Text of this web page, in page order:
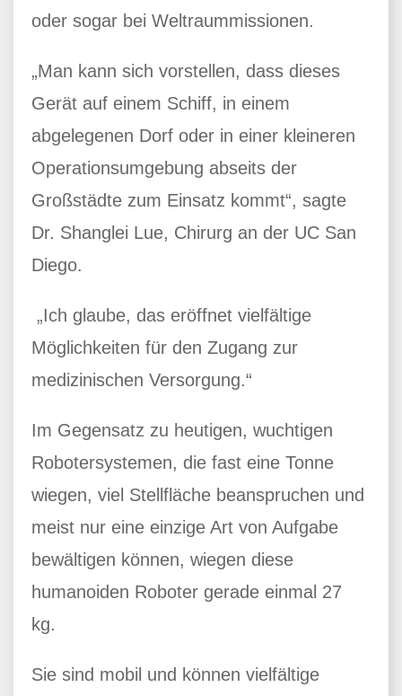
oder sogar bei Weltraummissionen.
„Man kann sich vorstellen, dass dieses
Gerät auf einem Schiff, in einem
abgelegenen Dorf oder in einer kleineren
Operationsumgebung abseits der
Großstädte zum Einsatz kommt“, sagte
Dr. Shanglei Lue, Chirurg an der UC San
Diego.
„Ich glaube, das eröffnet vielfältige
Möglichkeiten für den Zugang zur
medizinischen Versorgung.“
Im Gegensatz zu heutigen, wuchtigen
Robotersystemen, die fast eine Tonne
wiegen, viel Stellfläche beanspruchen und
meist nur eine einzige Art von Aufgabe
bewältigen können, wiegen diese
humanoiden Roboter gerade einmal 27
kg.
Sie sind mobil und können vielfältige